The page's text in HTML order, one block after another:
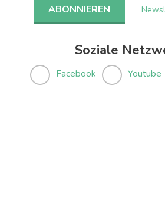
Soziale
Facebook Youtube